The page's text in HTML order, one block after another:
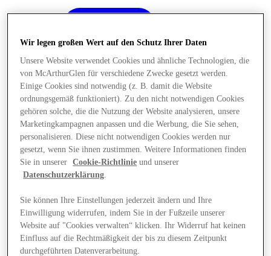
Angebote
Wir legen großen Wert auf den Schutz Ihrer Daten
Unsere Website verwendet Cookies und ähnliche Technologien, die
von McArthurGlen für verschiedene Zwecke gesetzt werden.
Einige Cookies sind notwendig (z. B. damit die Website
ordnungsgemäß funktioniert). Zu den nicht notwendigen Cookies
gehören solche, die die Nutzung der Website analysieren, unsere
Marketingkampagnen anpassen und die Werbung, die Sie sehen,
personalisieren. Diese nicht notwendigen Cookies werden nur
gesetzt, wenn Sie ihnen zustimmen. Weitere Informationen finden
Sie in unserer
Cookie-Richtlinie und unserer
Datenschutzerklärung
Sie können Ihre Einstellungen jederzeit ändern und Ihre
Einwilligung widerrufen, indem Sie in der Fußzeile unserer
Website auf "Cookies verwalten“ klicken. Ihr Widerruf hat keinen
Einfluss auf die Rechtmäßigkeit der bis zu diesem Zeitpunkt
durchgeführten Datenverarbeitung.